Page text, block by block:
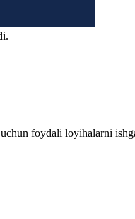
foydali loyihalarni